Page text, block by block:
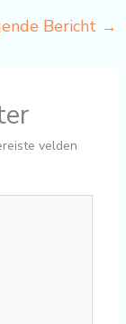
Bericht →
velden